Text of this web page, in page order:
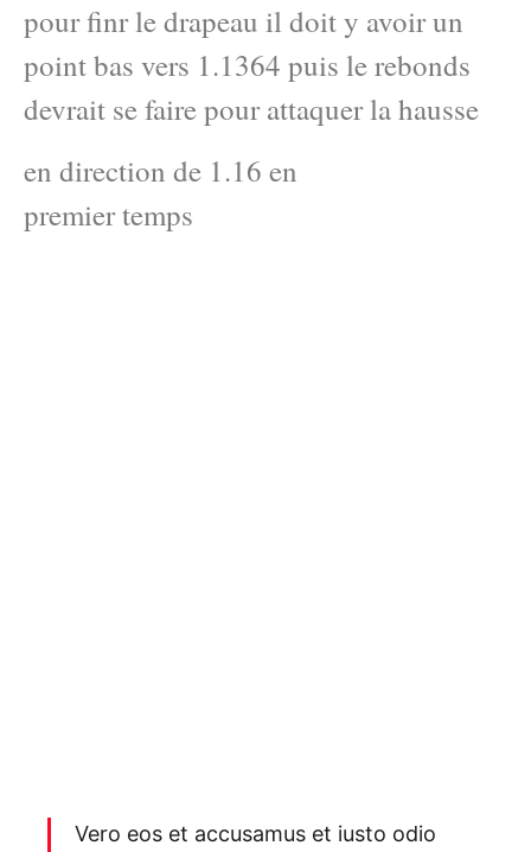
pour finr le drapeau il doit y avoir un
point bas vers 1.1364 puis le rebonds
devrait se faire pour attaquer la hausse
en direction de 1.16 en
premier temps
Vero eos et accusamus et iusto odio